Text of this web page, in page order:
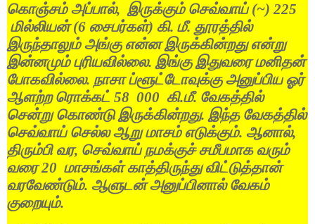
கொஞ்சம் அப்பால், இருக்கும் செவ்வாய்(~) 225
மில்லியன்(6 சைபர்கள்) கி. மீ. தூரத்தில்
இருந்தாலும் அங்கு என்ன இருக்கின்றது என்று
இன்னமும் புரியவில்லை. இங்கு இதுவரை மனிதன்
போகவில்லை. நாசா ப்ளூட்டோவுக்கு அனுப்பிய ஓர்
ஆளற்ற ரொக்கட் 58 000 கி.மீ. வேகத்தில்
சென்று கொண்டு இருக்கின்றது. இந்த வேகத்தில்
செவ்வாய் செல்ல ஆறு மாசம் எடுக்கும். ஆனால்,
திரும்பி வர, செவ்வாய் நமக்குச் சமீபமாக வரும்
வரை20 மாசங்கள் காத்திருந்து விட்டுத்தான்
வரவேண்டும். ஆளுடன் அனுப்பினால் வேகம்
குறையும்.